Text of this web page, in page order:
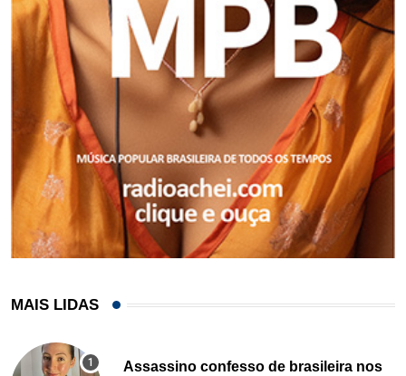
MAIS LIDAS
Assassino confesso de brasileira nos